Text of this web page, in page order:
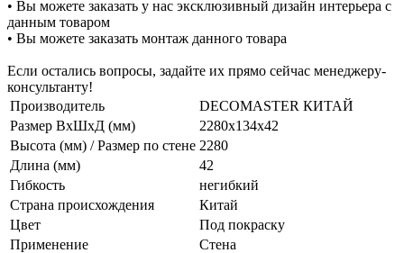
• Вы можете заказать у нас эксклюзивный дизайн интерьера с
данным товаром
• Вы можете заказать монтаж данного товара
Если остались вопросы, задайте их прямо сейчас менеджеру-
консультанту!
Производитель
DECOMASTER КИТАЙ
Размер ВхШхД (мм)
2280х134х42
Высота (мм) / Размер по стене 2280
Длина (мм)
42
Гибкость
негибкий
Страна происхождения
Китай
Цвет
Под покраску
Применение
Стена